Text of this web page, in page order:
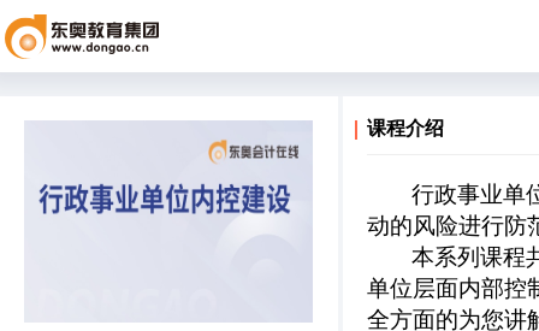
课程介绍
行政事业单
动的风险进行防
本系列课程
单位层面内部控
全方面的为您讲